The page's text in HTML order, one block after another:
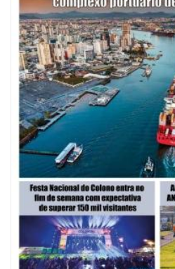
07/08/2026 | 07:00
Saúde de BC promove mutirão de DIU e
neste sábado
BALNEÁRIO CAMBORIÚ